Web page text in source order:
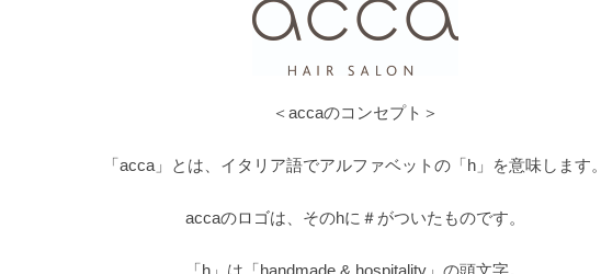
＜accaのコンセプト＞
「acca」とは、イタリア語でアルファベットの「h」を意味します。
accaのロゴは、そのhに＃がついたものです。
「h」は「handmade & hospitality」の頭文字。